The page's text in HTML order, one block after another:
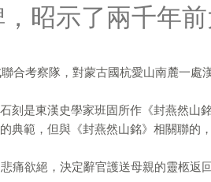
昭示了兩千年
合考察隊，對蒙古國杭愛山南麓一處
刻是東漢史學家班固所作《封燕然山銘
典範，但與《封燕然山銘》相關聯的
痛欲絕，決定辭官護送母親的靈柩返